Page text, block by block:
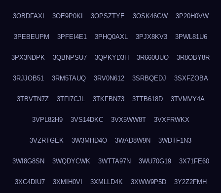
3OBDFAXI 3OE9P0KI 3OPSZTYE 3OSK46GW 3P20H0VW
3PEBEUPM 3PFEI4E1 3PHQ0AXL 3PJX8KV3 3PWL81U6
3PX3NDPK 3QBNPSU7 3QPKYD3H 3R660UUO 3R8OBY8R
3RJJOB51 3RM5TAUQ 3RV0N612 3SRBQEDJ 3SXFZOBA
3TBVTN7Z 3TFI7CJL 3TKFBN73 3TTB618D 3TVMVY4A
3VPL82H9 3VS14DKC 3VX5WW8T 3VXFRWKX
3VZRTGEK 3W3MHD4O 3WAD8W9N 3WDTF1N3
3WI8G8SN 3WQDYCWK 3WTTA97N 3WU70G19 3X71FE60
3XC4DIU7 3XMIH0VI 3XMLLD4K 3XWW9P5D 3Y2Z2FMH